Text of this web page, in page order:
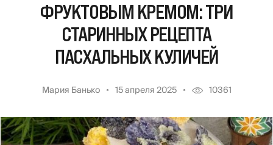
ФРУКТОВЫМ КРЕМОМ: ТРИ
СТАРИННЫХ РЕЦЕПТА
ПАСХАЛЬНЫХ КУЛИЧЕЙ
Мария Банько 15 апреля 2025 10361